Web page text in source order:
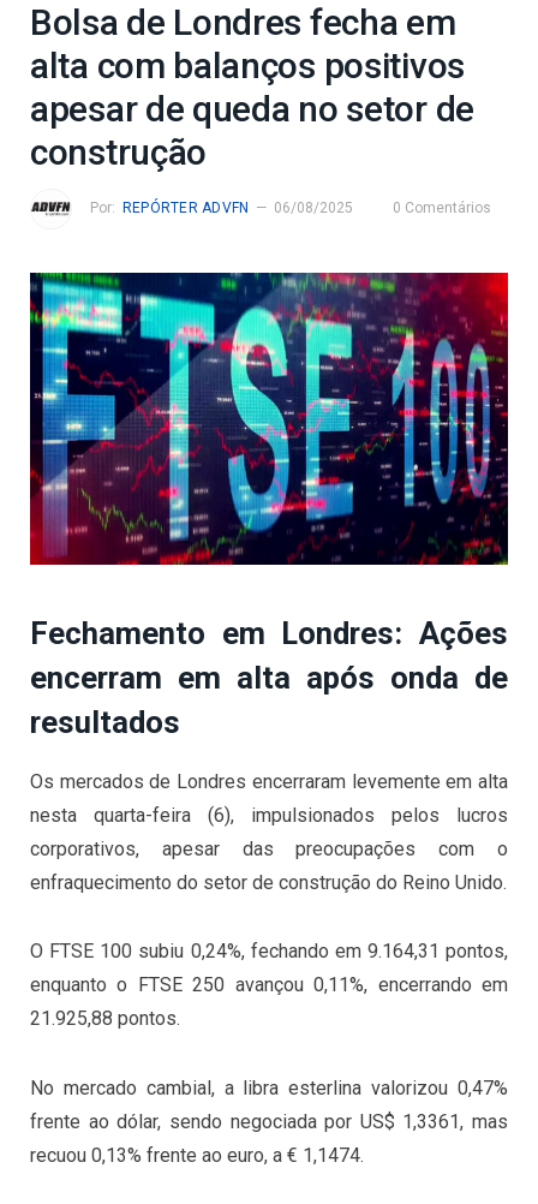
Bolsa de Londres fecha em
alta com balanços positivos
apesar de queda no setor de
construção
Por: REPÓRTER ADVFN 06/08/2025 0 Comentários
Fechamento em Londres: Ações
encerram em alta após onda de
resultados
Os mercados de Londres encerraram levemente em alta
nesta quarta-feira (6), impulsionados pelos lucros
corporativos, apesar das preocupações com o
enfraquecimento do setor de construção do Reino Unido.
O FTSE 100 subiu 0,24%, fechando em 9.164,31 pontos,
enquanto o FTSE 250 avançou 0,11%, encerrando em
21.925,88 pontos.
No mercado cambial, a libra esterlina valorizou 0,47%
frente ao dólar, sendo negociada por US$ 1,3361, mas
recuou 0,13% frente ao euro, a € 1,1474.